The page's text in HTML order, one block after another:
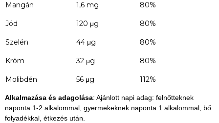
Mangán 1,6 mg 80%
Jód 120 μg 80%
Szelén 44 μg 80%
Króm 32 μg 80%
Molibdén 56 μg 112%
Alkalmazása és adagolása: Ajánlott napi adag: felnőtteknek
naponta 1-2 alkalommal, gyermekeknek naponta 1 alkalommal, bő
folyadékkal, étkezés után.